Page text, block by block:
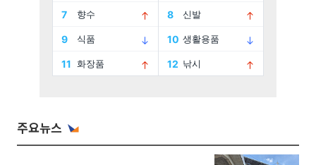
주요뉴스